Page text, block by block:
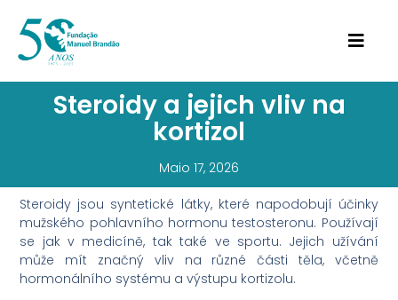
Steroidy a jejich vliv na
kortizol
Maio 17, 2026
Steroidy jsou syntetické látky, které napodobují účinky
mužského pohlavního hormonu testosteronu. Používají
se jak v medicíně, tak také ve sportu. Jejich užívání
může mít značný vliv na různé části těla, včetně
hormonálního systému a výstupu kortizolu.